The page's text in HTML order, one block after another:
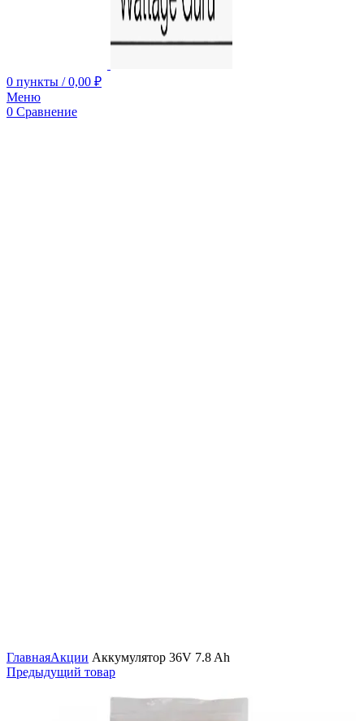
0 пункты / 0,00 ₽
Меню
0 Сравнение
ГлавнаяАкции Аккумулятор 36V 7.8 Ah
Предыдущий товар